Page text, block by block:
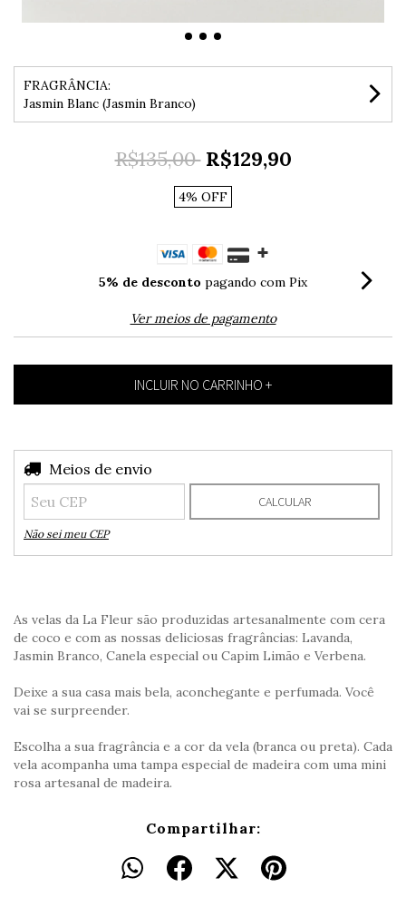
FRAGRÂNCIA:
Jasmin Blanc (Jasmin Branco)
R$135,00 R$129,90
4% OFF
5% de desconto pagando com Pix
Ver meios de pagamento
Entregas para o CEP:
Meios de envio
CALCULAR
Não sei meu CEP
As velas da La Fleur são produzidas artesanalmente com cera
de coco e com as nossas deliciosas fragrâncias: Lavanda,
Jasmin Branco, Canela especial ou Capim Limão e Verbena.
Deixe a sua casa mais bela, aconchegante e perfumada. Você
vai se surpreender.
Escolha a sua fragrância e a cor da vela (branca ou preta). Cada
vela acompanha uma tampa especial de madeira com uma mini
rosa artesanal de madeira.
Compartilhar: